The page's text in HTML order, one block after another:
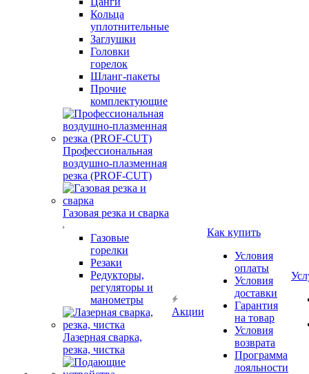
Кольца
уплотнительные
Заглушки
Головки
горелок
Шланг-пакеты
Прочие
комплектующие
Профессиональная
воздушно-плазменная
резка (PROF-CUT)
Газовая резка и сварка
Газовые
горелки
Резаки
Редукторы,
регуляторы и
манометры
Лазерная сварка,
резка, чистка
Акции
Как купить
Условия
оплаты
Условия
доставки
Гарантия
на товар
Условия
возврата
Программа
лояльности